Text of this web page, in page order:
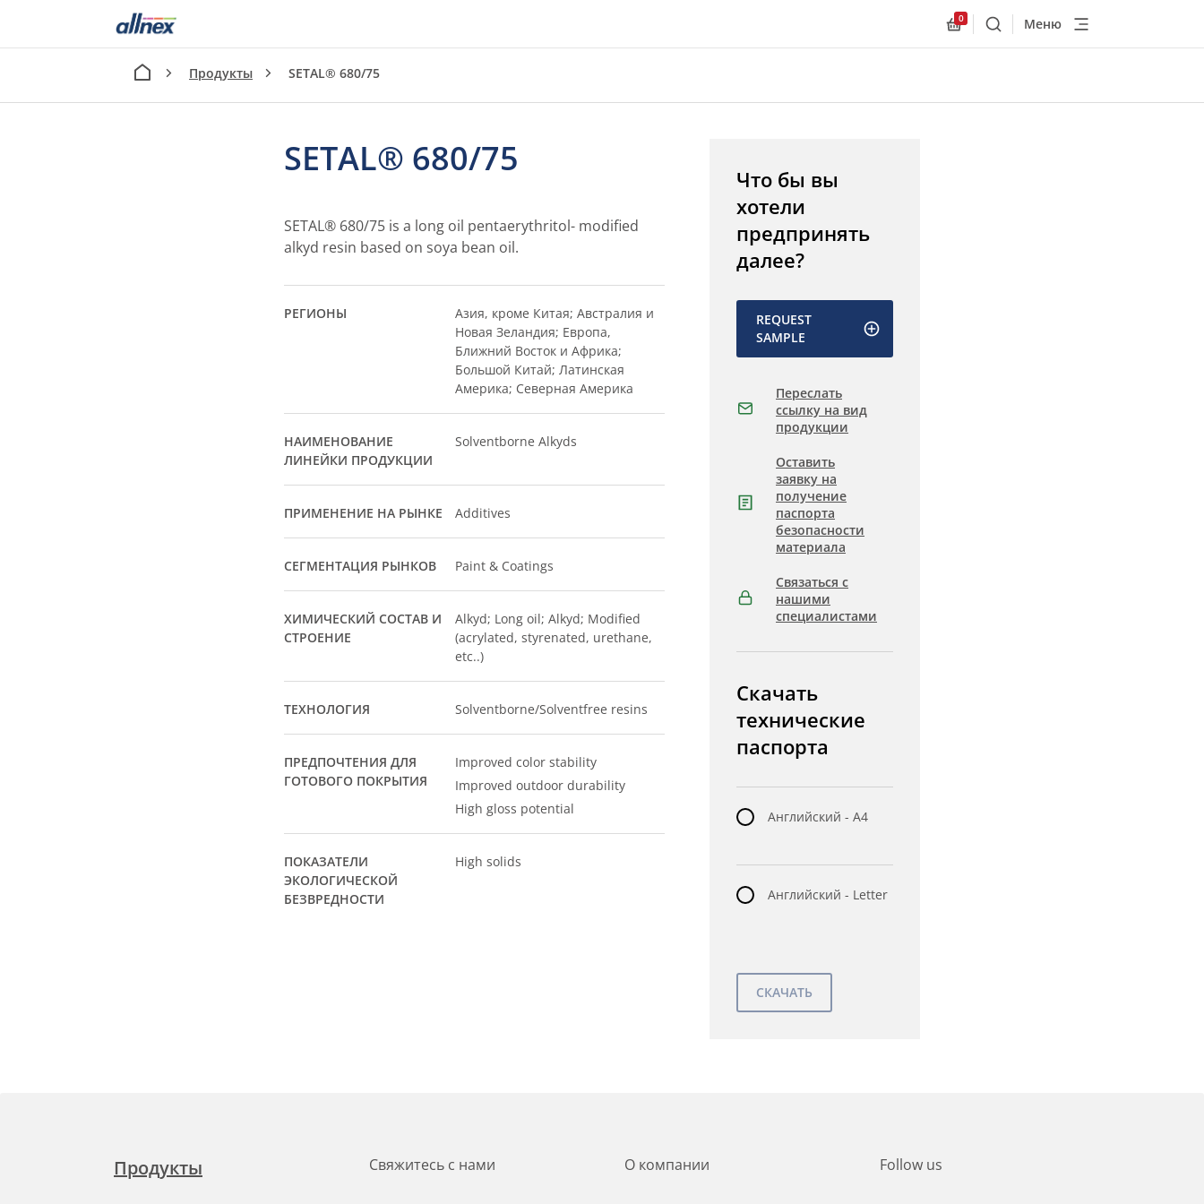
Allnex.GeneralResources.Cart
0
ПоискМеню
Продукты SETAL® 680/75
SETAL® 680/75
SETAL® 680/75 is a long oil pentaerythritol- modified
alkyd resin based on soya bean oil.
РЕГИОНЫ
Азия, кроме Китая; Австралия и
Новая Зеландия; Европа,
Ближний Восток и Африка;
Большой Китай; Латинская
Америка; Северная Америка
НАИМЕНОВАНИЕ
ЛИНЕЙКИ ПРОДУКЦИИ
Solventborne Alkyds
ПРИМЕНЕНИЕ НА РЫНКЕ Additives
СЕГМЕНТАЦИЯ РЫНКОВ Paint & Coatings
ХИМИЧЕСКИЙ СОСТАВ И
СТРОЕНИЕ
Alkyd; Long oil; Alkyd; Modified
(acrylated, styrenated, urethane,
etc..)
ТЕХНОЛОГИЯ Solventborne/Solventfree resins
ПРЕДПОЧТЕНИЯ ДЛЯ
ГОТОВОГО ПОКРЫТИЯ
Improved color stability
Improved outdoor durability
High gloss potential
ПОКАЗАТЕЛИ
ЭКОЛОГИЧЕСКОЙ
БЕЗВРЕДНОСТИ
High solids
Что бы вы
хотели
предпринять
далее?
REQUEST
SAMPLE
Переслать
ссылку на вид
продукции
Оставить
заявку на
получение
паспорта
безопасности
материала
Связаться с
нашими
специалистами
Скачать
технические
паспорта
Английский - A4
Английский - Letter
Продукты Свяжитесь с нами О компании Follow us